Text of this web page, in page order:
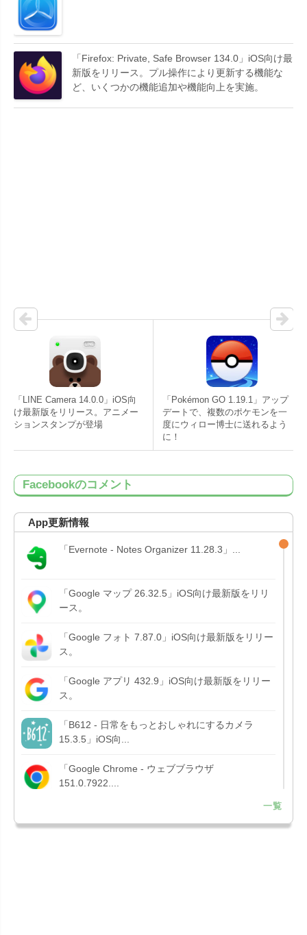
「Firefox: Private, Safe Browser 134.0」iOS向け最
新版をリリース。プル操作により更新する機能な
ど、いくつかの機能追加や機能向上を実施。
「LINE Camera 14.0.0」iOS向
け最新版をリリース。アニメー
ションスタンプが登場
「Pokémon GO 1.19.1」アップ
デートで、複数のポケモンを一
度にウィロー博士に送れるよう
に！
Facebookのコメント
App更新情報
「Evernote - Notes Organizer 11.28.3」...
「Google マップ 26.32.5」iOS向け最新版をリリ
ース。
「Google フォト 7.87.0」iOS向け最新版をリリー
ス。
「Google アプリ 432.9」iOS向け最新版をリリー
ス。
「B612 - 日常をもっとおしゃれにするカメラ
15.3.5」iOS向...
「Google Chrome - ウェブブラウザ
151.0.7922....
「Microsoft OneDrive 18.7.3」iOS向け最新版を...
一覧